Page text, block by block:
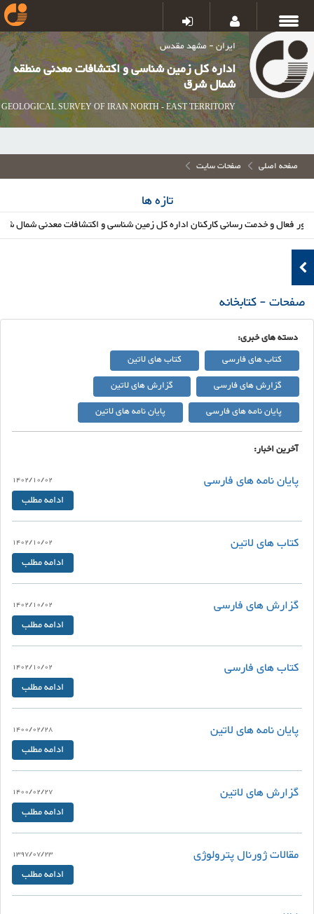
ایران - مشهد مقدس
اداره کل زمین شناسی و اکتشافات معدنی منطقه
شمال شرق
GEOLOGICAL SURVEY OF IRAN NORTH - EAST TERRITORY
صفحه اصلی صفحات سایت
تازه ها
و خدمت رسانی کارکنان اداره کل زمین شناسی و اکتشافات معدنی شمال
صفحات - کتابخانه
دسته های خبری:
کتاب های فارسی
کتاب های لاتین
گزارش های فارسی
گزارش های لاتین
پایان نامه های فارسی
پایان نامه های لاتین
آخرین اخبار:
پایان نامه های فارسی
ادامه مطلب
1402/10/02
کتاب های لاتین
ادامه مطلب
1402/10/02
گزارش های فارسی
ادامه مطلب
1402/10/02
کتاب های فارسی
ادامه مطلب
1402/10/02
پایان نامه های لاتین
ادامه مطلب
1400/02/28
گزارش های لاتین
ادامه مطلب
1400/02/27
مقالات ژورنال پترولوژی
ادامه مطلب
1397/07/23